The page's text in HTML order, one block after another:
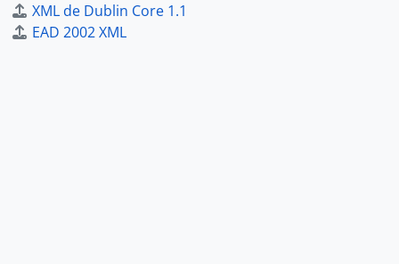
XML de Dublin Core 1.1
EAD 2002 XML